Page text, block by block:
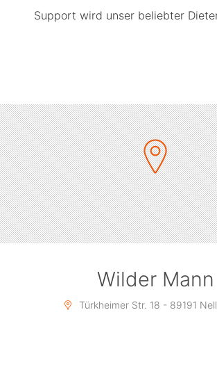
Support wird unser beliebter
Wilder Mann
Türkheimer Str. 18 - 89191